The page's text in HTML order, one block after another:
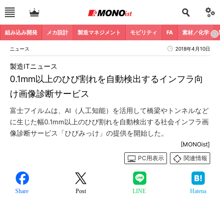
組み込み開発 メカ設計 製造マネジメント モビリティ FA 素材／化学
ニュース 2018年4月10日
0.1mm以上のひび割れを自動検出するインフラ向
け画像診断サービス
製造ITニュース
富士フイルムは、AI（人工知能）を活用して橋梁やトンネルなど
に生じた幅0.1mm以上のひび割れを自動検出する社会インフラ画
像診断サービス「ひびみっけ」の提供を開始した。
[MONOist]
PC用表示
関連情報
Share Post LINE Hatena